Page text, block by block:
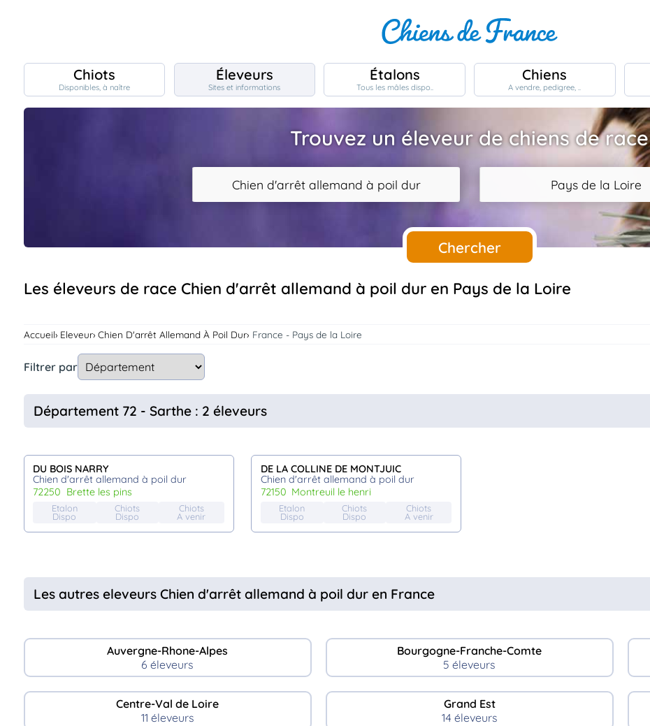
Chiots
Connexion
Chiots
Disponibles, à naître
Éleveurs
Sites et informations
Étalons
Tous les mâles dispo..
Chiens
A vendre, pedigree, ..
Trouvez un éleveur de chiens de race
Chien d'arrêt allemand à poil dur Pays de la Loire
Chercher
Les éleveurs de race Chien d'arrêt allemand à poil dur en Pays de la Loire
Accueil Eleveur Chien D'arrêt Allemand À Poil Dur France - Pays de la Loire
Filtrer par
Département 72 - Sarthe : 2 éleveurs
DU BOIS NARRY
Chien d'arrêt allemand à poil dur
72250
brette les pins
Etalon
Dispo
Chiots
Dispo
Chiots
A venir
DE LA COLLINE DE MONTJUIC
Chien d'arrêt allemand à poil dur
72150
montreuil le henri
Etalon
Dispo
Chiots
Dispo
Chiots
A venir
Les autres eleveurs Chien d'arrêt allemand à poil dur en France
Auvergne-Rhone-Alpes
6 éleveurs
Bourgogne-Franche-Comte
5 éleveurs
Centre-Val de Loire
11 éleveurs
Grand Est
14 éleveurs